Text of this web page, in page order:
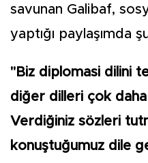
savunan Galibaf,
yaptığı paylaşımda
"Biz diplomasi dilini
diğer dilleri çok daha
Verdiğiniz sözleri
konuştuğumuz dile